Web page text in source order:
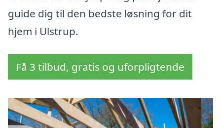
guide dig til den bedste løsning for dit
hjem i Ulstrup.
Få 3 tilbud, gratis og uforpligtende